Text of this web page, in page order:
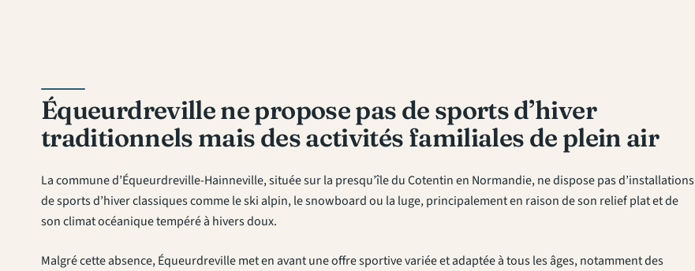
Équeurdreville ne propose pas de sports d’hiver
traditionnels mais des activités familiales de plein air
La commune d’Équeurdreville-Hainneville, située sur la presqu’île du Cotentin en Normandie, ne dispose pas d’installations
de sports d’hiver classiques comme le ski alpin, le snowboard ou la luge, principalement en raison de son relief plat et de
son climat océanique tempéré à hivers doux.
Malgré cette absence, Équeurdreville met en avant une offre sportive variée et adaptée à tous les âges, notamment des